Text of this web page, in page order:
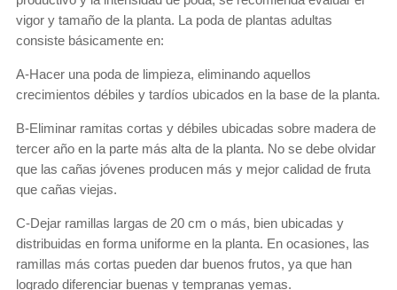
vigor y tamaño de la planta. La poda de plantas adultas
consiste básicamente en:
A-Hacer una poda de limpieza, eliminando aquellos
crecimientos débiles y tardíos ubicados en la base de la planta.
B-Eliminar ramitas cortas y débiles ubicadas sobre madera de
tercer año en la parte más alta de la planta. No se debe olvidar
que las cañas jóvenes producen más y mejor calidad de fruta
que cañas viejas.
C-Dejar ramillas largas de 20 cm o más, bien ubicadas y
distribuidas en forma uniforme en la planta. En ocasiones, las
ramillas más cortas pueden dar buenos frutos, ya que han
logrado diferenciar buenas y tempranas yemas.